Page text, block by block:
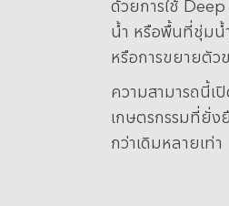
ด้วยการใช้
น้ำ หรือพื้นที่ชุ่มน้
หรือการขยายตัว
ความสามารถนี้เ
เกษตรกรรมที่ยั่ง
กว่าเดิมหลายเท่า